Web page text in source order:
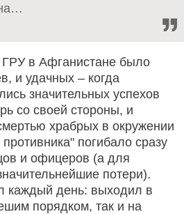
ГРУ в Афганистане было
и удачных – когда
значительных успехов
со своей стороны, и
храбрых в окружении
погибало сразу
и офицеров (а для
потери).
каждый день: выходил в
порядком, так и на